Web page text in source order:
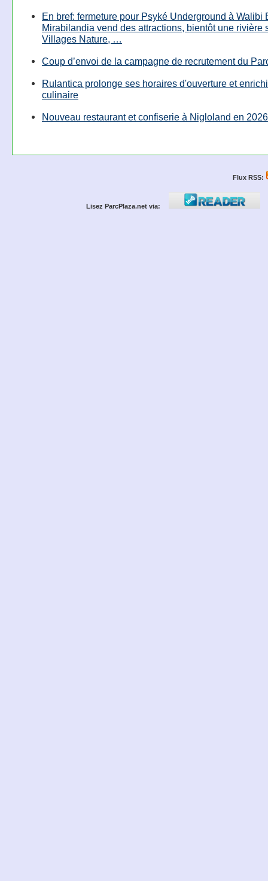
En bref: fermeture pour Psyké Underground à Walibi
Mirabilandia vend des attractions, bientôt une rivière
Villages Nature, …
Coup d’envoi de la campagne de recrutement du
Rulantica prolonge ses horaires d'ouverture et
culinaire
Nouveau restaurant et confiserie à Nigloland en 2026
Flux RSS:
Lisez ParcPlaza.net via: